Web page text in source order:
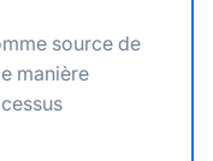
source de
manière